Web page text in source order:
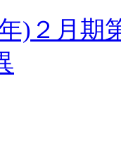
)２月期